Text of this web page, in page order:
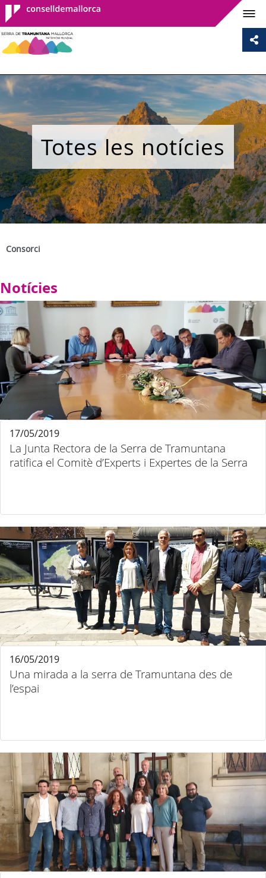
Consell de
Mallorca
Totes les notícies
Consorci
Notícies
La Junta Rectora de la Serra de Tramuntana
ratifica el Comitè d’Experts i Expertes de la Serra
17/05/2019
Una mirada a la serra de Tramuntana des de
l’espai
16/05/2019